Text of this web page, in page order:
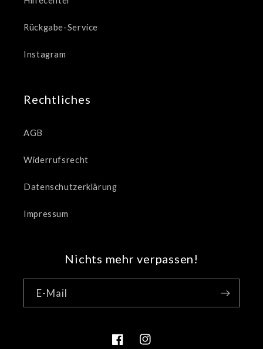
Rückgabe-Service
Instagram
Rechtliches
AGB
Widerrufsrecht
Datenschutzerklärung
Impressum
Nichts mehr verpassen!
E-Mail
FacebookInstagram